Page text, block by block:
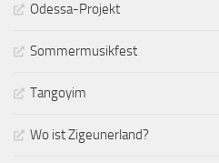
Odessa-Projekt
Sommermusikfest
Tangoyim
Wo ist Zigeunerland?